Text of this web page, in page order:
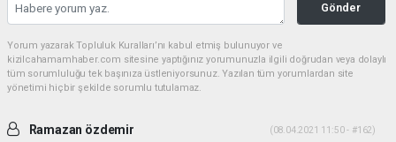
Gönder
Yorum yazarak Topluluk Kuralları’nı kabul etmiş bulunuyor ve
kizilcahamamhaber.com sitesine yaptığınız yorumunuzla ilgili doğrudan veya dolaylı
tüm sorumluluğu tek başınıza üstleniyorsunuz. Yazılan tüm yorumlardan site
yönetimi hiçbir şekilde sorumlu tutulamaz.
Ramazan özdemir (08.04.2021 11:50 - #162)